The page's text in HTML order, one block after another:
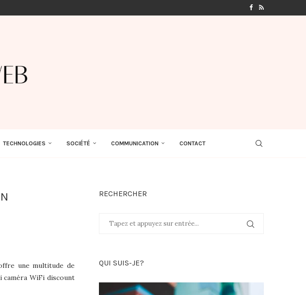
TECHNOLOGIES SOCIÉTÉ COMMUNICATION CONTACT
une multitude de
caméra WiFi discount
RECHERCHER
QUI SUIS-JE?